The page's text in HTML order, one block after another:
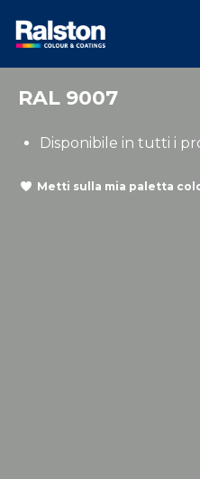
RAL 9007
Disponibile in tutti i
Metti sulla mia paletta